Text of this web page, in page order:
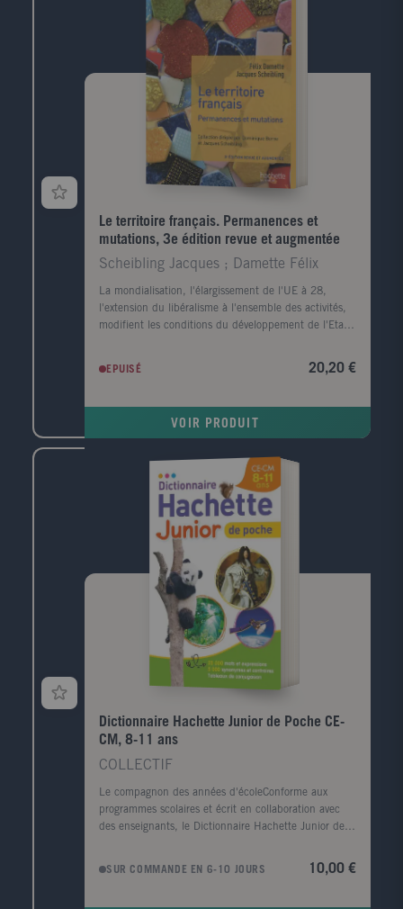
Le territoire français. Permanences et
mutations, 3e édition revue et augmentée
Scheibling Jacques ; Damette Félix
La mondialisation, l'élargissement de l'UE à 28,
l'extension du libéralisme à l'ensemble des activités,
modifient les conditions du développement de l'Etat-
économiques et politiques supranationales. Nous
assistons à un changement d'échelle des problèmes
entièrement mis à jour, s'adresse aux étudiants en
de l'enseignement, aux élèves des classes
préparatoires ainsi qu'aux professeurs d'histoire-
EPUISÉ 20,20 €
VOIR PRODUIT
Dictionnaire Hachette Junior de Poche CE-
CM, 8-11 ans
COLLECTIF
Le compagnon des années d'écoleConforme aux
programmes scolaires et écrit en collaboration avec
des enseignants, le Dictionnaire Hachette Junior de
progressive de la langue française. Un dictionnaire
pour apprendre et comprendre- 25 000 mots et
SUR COMMANDE EN 6-10 JOURS 10,00 €